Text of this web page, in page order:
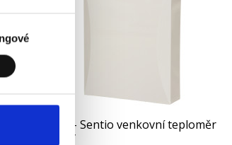
ET-210- Sentio venkovní teploměr
drátový